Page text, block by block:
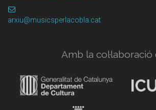
arxiu@musicsperlacobla.cat
Amb la col·laboració